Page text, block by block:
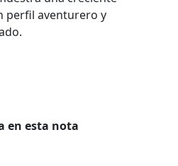
perfil aventurero y
en esta nota